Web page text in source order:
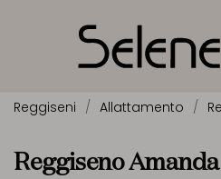
Reggiseni Allattamento
Reggiseno Amanda